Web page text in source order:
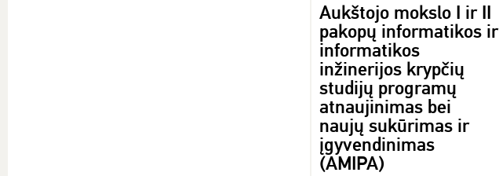
Aukštojo mokslo I ir II
pakopų informatikos ir
informatikos
inžinerijos krypčių
studijų programų
atnaujinimas bei
naujų sukūrimas ir
įgyvendinimas
(AMIPA)